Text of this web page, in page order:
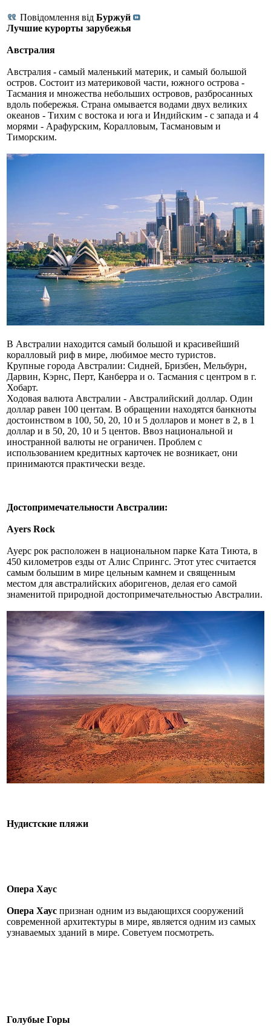
Повідомлення від Буржуй
Лучшие курорты зарубежья
Австралия
Австралия - самый маленький материк, и самый большой
остров. Состоит из материковой части, южного острова -
Тасмания и множества небольших островов, разбросанных
вдоль побережья. Страна омывается водами двух великих
океанов - Тихим с востока и юга и Индийским - с запада и 4
морями - Арафурским, Коралловым, Тасмановым и
Тиморским.
В Австралии находится самый большой и красивейший
коралловый риф в мире, любимое место туристов.
Крупные города Австралии: Сидней, Бризбен, Мельбурн,
Дарвин, Кэрнс, Перт, Канберра и о. Тасмания с центром в г.
Хобарт.
Ходовая валюта Австралии - Австралийский доллар. Один
доллар равен 100 центам. В обращении находятся банкноты
достоинством в 100, 50, 20, 10 и 5 долларов и монет в 2, в 1
доллар и в 50, 20, 10 и 5 центов. Ввоз национальной и
иностранной валюты не ограничен. Проблем с
использованием кредитных карточек не возникает, они
принимаются практически везде.
Достопримечательности Австралии:
Аyers Rock
Ауерс рок расположен в национальном парке Ката Тиюта, в
450 километров езды от Алис Спрингс. Этот утес считается
самым большим в мире цельным камнем и священным
местом для австралийских аборигенов, делая его самой
знаменитой природной достопримечательностью Австралии.
Нудистские пляжи
Опера Хаус
Опера Хаус признан одним из выдающихся сооружений
современной архитектуры в мире, является одним из самых
узнаваемых зданий в мире. Советуем посмотреть.
Голубые Горы